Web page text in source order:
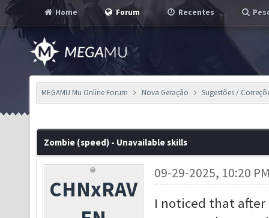
Home Forum Recentes
MEGAMU Mu Online Forum Nova Geração Sugestões /
Zombie (speed) - Unavailable skills
CHNxRAV
09-29-2025, 10:20
I noticed that after